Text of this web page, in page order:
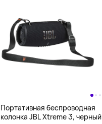
Портативная беспроводная
колонка JBL Xtreme 3, черный